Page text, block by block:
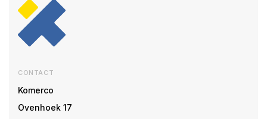
CONTACT
Komerco
Ovenhoek 17